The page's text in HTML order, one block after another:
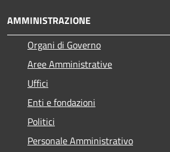
AMMINISTRAZIONE
Organi di Governo
Aree Amministrative
Uffici
Enti e fondazioni
Politici
Personale Amministrativo